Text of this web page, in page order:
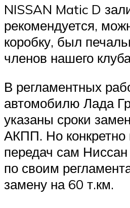
NISSAN Matic D
рекомендуется,
коробку, был
членов нашего
В регламентных
автомобилю Лада
указаны сроки
АКПП. Но конкретно
передач сам
по своим
замену на 60 т.км.